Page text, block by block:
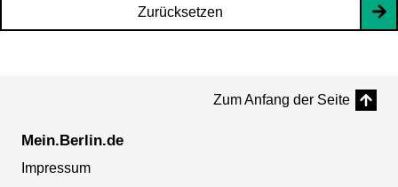
Zurücksetzen
Zum Anfang der Seite
Mein.Berlin.de
Impressum